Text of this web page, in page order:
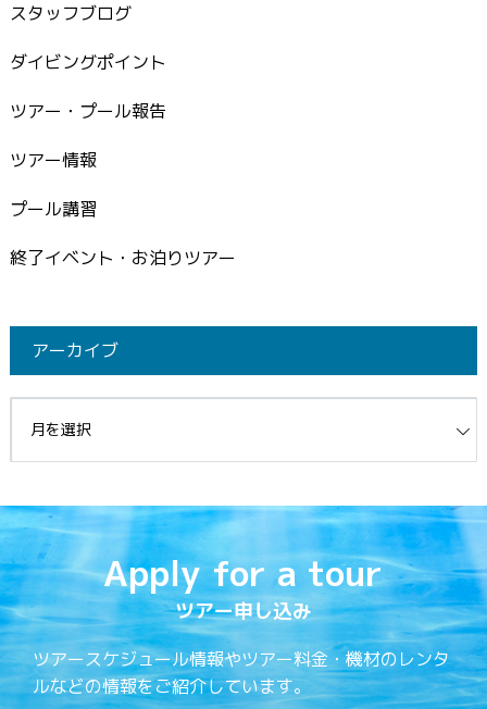
スタッフブログ
ダイビングポイント
ツアー・プール報告
ツアー情報
プール講習
終了イベント・お泊りツアー
アーカイブ
Apply for a tour
ツアー申し込み
ツアースケジュール情報やツアー料金・機材のレンタ
ルなどの情報をご紹介しています。